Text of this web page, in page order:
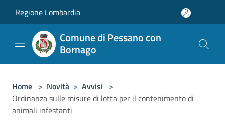
Regione Lombardia
Comune di Pessano con
Bornago
Home > Novità > Avvisi >
Ordinanza sulle misure di lotta per il contenimento di
animali infestanti